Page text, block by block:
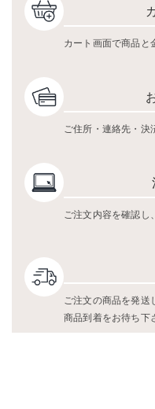
カート画面で商品と
ご住所・連絡先・決
ご注文内容を確認し
ご注文の商品を発送
商品到着をお待ち下